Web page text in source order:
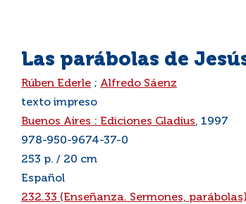
Las parábolas de
Rúben Ederle ; Alfredo Sáenz
texto impreso
Buenos Aires : Ediciones Gladius, 1997
978-950-9674-37-0
253 p. / 20 cm
Español
232.33 (Enseñanza. Sermones, parábolas)